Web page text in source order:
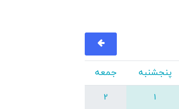
پنجشنبه جمعه
1
2